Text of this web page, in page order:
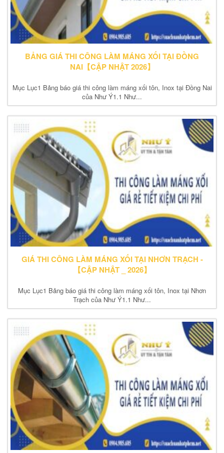
BẢNG GIÁ THI CÔNG LÀM MÁNG XỐI TẠI ĐỒNG
NAI【CẬP NHẬT 2026】
Mục Lục1 Bảng báo giá thi công làm máng xối tôn, Inox tại Đồng Nai
của Như Ý1.1 Như...
GIÁ THI CÔNG LÀM MÁNG XỐI TẠI NHƠN TRẠCH -
【CẬP NHẬT _ 2026】
Mục Lục1 Bảng báo giá thi công làm máng xối tôn, Inox tại Nhơn
Trạch của Như Ý1.1 Như...